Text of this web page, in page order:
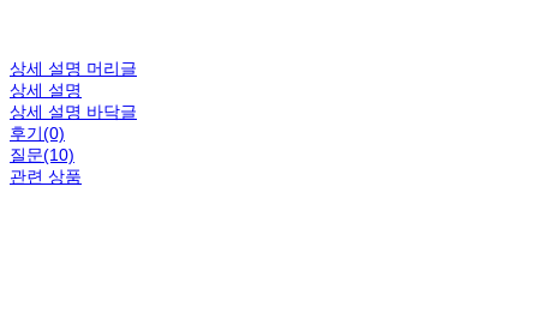
상세 설명 머리글
상세 설명
상세 설명 바닥글
후기(0)
질문(10)
관련 상품